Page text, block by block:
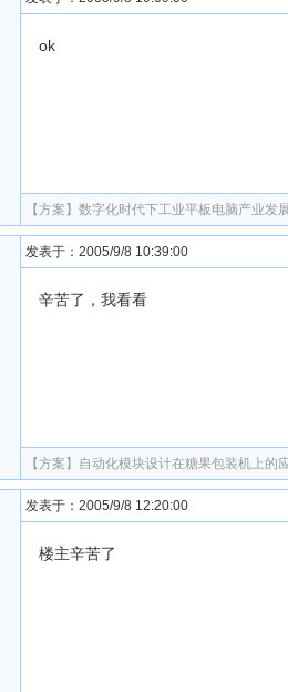
ok
【方案】 数字化时代下工业平板电脑产业发
发表于：2005/9/8 10:39:00
辛苦了，我看看
【方案】 自动化模块设计在糖果包装机上的
发表于：2005/9/8 12:20:00
楼主辛苦了